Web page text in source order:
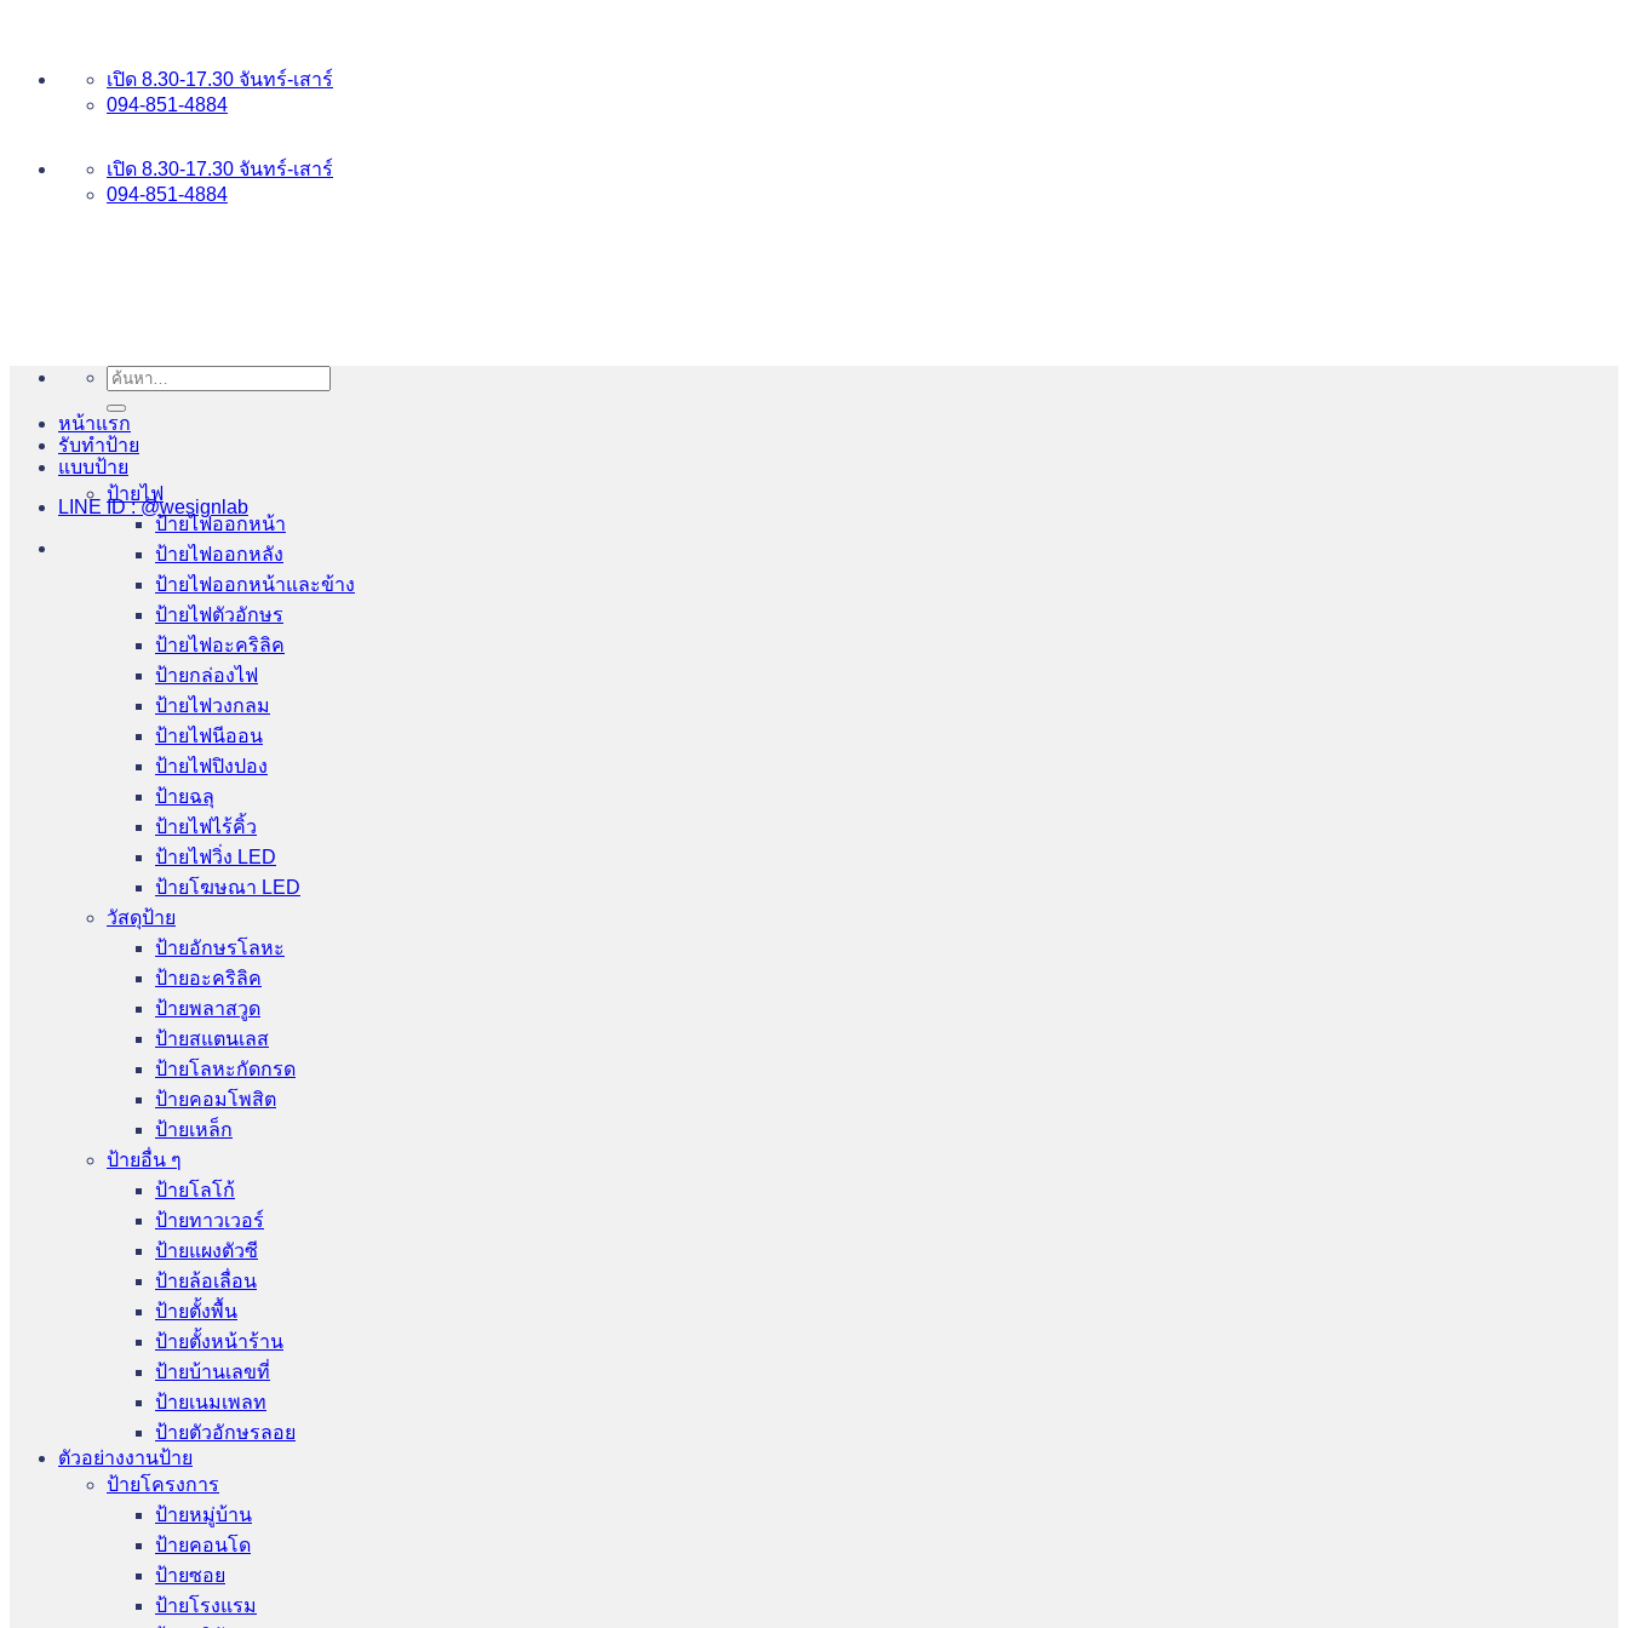
เปิด 8.30-17.30 จันทร์-เสาร์
094-851-4884
เปิด 8.30-17.30 จันทร์-เสาร์
094-851-4884
LINE ID : @wesignlab
ค้นหา:
หน้าแรก
รับทำป้าย
แบบป้าย
ป้ายไฟ
ป้ายไฟออกหน้า
ป้ายไฟออกหลัง
ป้ายไฟออกหน้าและข้าง
ป้ายไฟตัวอักษร
ป้ายไฟอะคริลิค
ป้ายกล่องไฟ
ป้ายไฟวงกลม
ป้ายไฟนีออน
ป้ายไฟปิงปอง
ป้ายฉลุ
ป้ายไฟไร้คิ้ว
ป้ายไฟวิ่ง LED
ป้ายโฆษณา LED
วัสดุป้าย
ป้ายอักษรโลหะ
ป้ายอะคริลิค
ป้ายพลาสวูด
ป้ายสแตนเลส
ป้ายโลหะกัดกรด
ป้ายคอมโพสิต
ป้ายเหล็ก
ป้ายอื่น ๆ
ป้ายโลโก้
ป้ายทาวเวอร์
ป้ายแผงตัวซี
ป้ายล้อเลื่อน
ป้ายตั้งพื้น
ป้ายตั้งหน้าร้าน
ป้ายบ้านเลขที่
ป้ายเนมเพลท
ป้ายตัวอักษรลอย
ตัวอย่างงานป้าย
ป้ายโครงการ
ป้ายหมู่บ้าน
ป้ายคอนโด
ป้ายซอย
ป้ายโรงแรม